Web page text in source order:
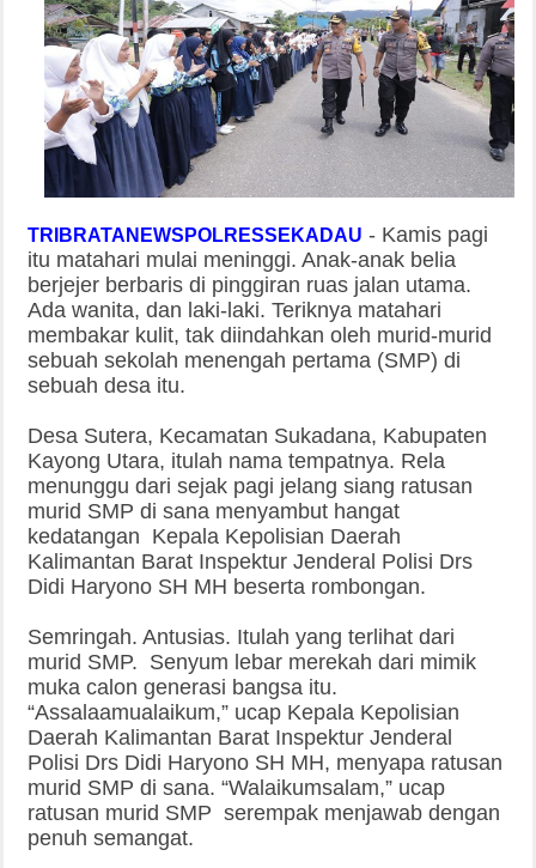
TRIBRATANEWSPOLRESSEKADAU - Kamis pagi
itu matahari mulai meninggi. Anak-anak belia
berjejer berbaris di pinggiran ruas jalan utama.
Ada wanita, dan laki-laki. Teriknya matahari
membakar kulit, tak diindahkan oleh murid-murid
sebuah sekolah menengah pertama (SMP) di
sebuah desa itu.
Desa Sutera, Kecamatan Sukadana, Kabupaten
Kayong Utara, itulah nama tempatnya. Rela
menunggu dari sejak pagi jelang siang ratusan
murid SMP di sana menyambut hangat
kedatangan Kepala Kepolisian Daerah
Kalimantan Barat Inspektur Jenderal Polisi Drs
Didi Haryono SH MH beserta rombongan.
Semringah. Antusias. Itulah yang terlihat dari
murid SMP. Senyum lebar merekah dari mimik
muka calon generasi bangsa itu.
“Assalaamualaikum,” ucap Kepala Kepolisian
Daerah Kalimantan Barat Inspektur Jenderal
Polisi Drs Didi Haryono SH MH, menyapa ratusan
murid SMP di sana. “Walaikumsalam,” ucap
ratusan murid SMP serempak menjawab dengan
penuh semangat.